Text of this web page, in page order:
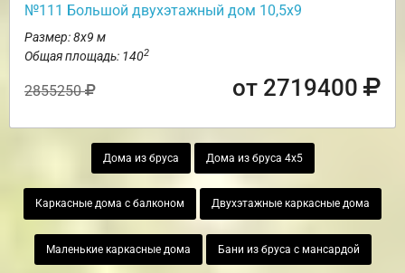
№111 Большой двухэтажный дом 10,5х9
Размер: 8х9 м
Общая площадь: 1402
2855250 от 2719400
Дома из бруса Дома из бруса 4х5
Каркасные дома с балконом Двухэтажные каркасные дома
Маленькие каркасные дома Бани из бруса с мансардой